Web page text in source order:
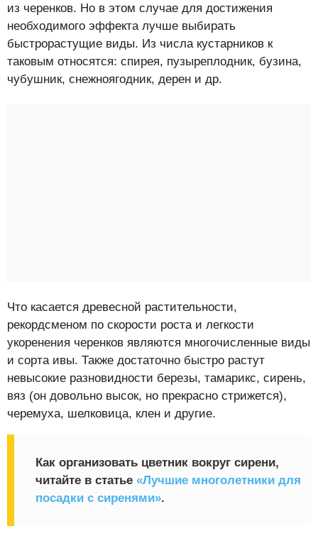
из черенков. Но в этом случае для достижения
необходимого эффекта лучше выбирать
быстрорастущие виды. Из числа кустарников к
таковым относятся: спирея, пузыреплодник, бузина,
чубушник, снежноягодник, дерен и др.
Что касается древесной растительности,
рекордсменом по скорости роста и легкости
укоренения черенков являются многочисленные виды
и сорта ивы. Также достаточно быстро растут
невысокие разновидности березы, тамарикс, сирень,
вяз (он довольно высок, но прекрасно стрижется),
черемуха, шелковица, клен и другие.
Как организовать цветник вокруг сирени,
читайте в статье «Лучшие многолетники для
посадки с сиренями».